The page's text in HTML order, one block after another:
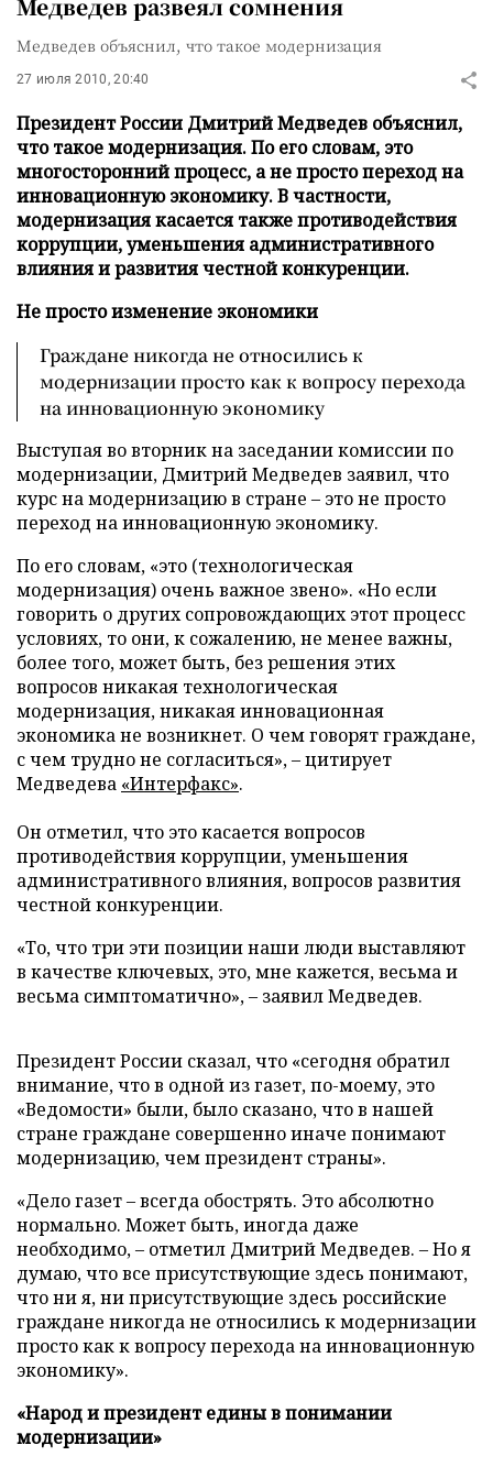
Медведев развеял сомнения
Медведев объяснил, что такое модернизация
27 июля 2010, 20:40
Президент России Дмитрий Медведев объяснил,
что такое модернизация. По его словам, это
многосторонний процесс, а не просто переход на
инновационную экономику. В частности,
модернизация касается также противодействия
коррупции, уменьшения административного
влияния и развития честной конкуренции.
Не просто изменение экономики
Граждане никогда не относились к
модернизации просто как к вопросу перехода
на инновационную экономику
Выступая во вторник на заседании комиссии по
модернизации, Дмитрий Медведев заявил, что
курс на модернизацию в стране – это не просто
переход на инновационную экономику.
По его словам, «это (технологическая
модернизация) очень важное звено». «Но если
говорить о других сопровождающих этот процесс
условиях, то они, к сожалению, не менее важны,
более того, может быть, без решения этих
вопросов никакая технологическая
модернизация, никакая инновационная
экономика не возникнет. О чем говорят граждане,
с чем трудно не согласиться», – цитирует
Медведева «Интерфакс».
Он отметил, что это касается вопросов
противодействия коррупции, уменьшения
административного влияния, вопросов развития
честной конкуренции.
«То, что три эти позиции наши люди выставляют
в качестве ключевых, это, мне кажется, весьма и
весьма симптоматично», – заявил Медведев.
Президент России сказал, что «сегодня обратил
внимание, что в одной из газет, по-моему, это
«Ведомости» были, было сказано, что в нашей
стране граждане совершенно иначе понимают
модернизацию, чем президент страны».
«Дело газет – всегда обострять. Это абсолютно
нормально. Может быть, иногда даже
необходимо, – отметил Дмитрий Медведев. – Но я
думаю, что все присутствующие здесь понимают,
что ни я, ни присутствующие здесь российские
граждане никогда не относились к модернизации
просто как к вопросу перехода на инновационную
экономику».
«Народ и президент едины в понимании
модернизации»